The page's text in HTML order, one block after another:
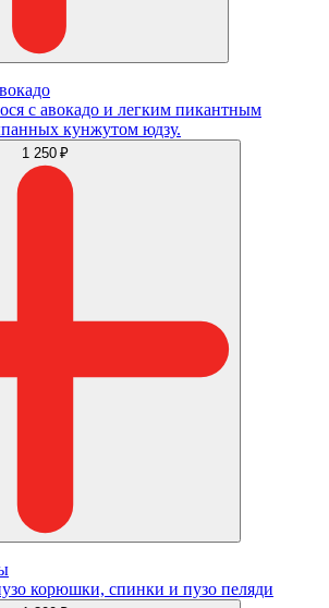
с авокадо и легким пикантным
кунжутом юдзу.
1 250 ₽
корюшки, спинки и пузо пеляди